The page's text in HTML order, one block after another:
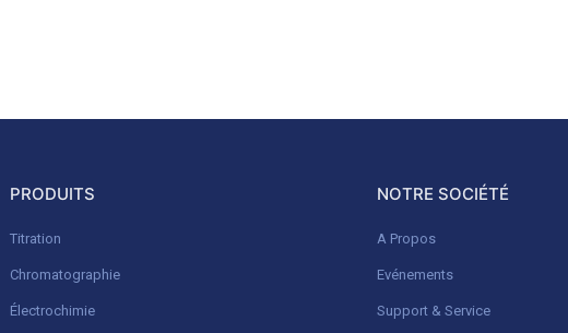
PRODUITS
Titration
Chromatographie
Électrochimie
NOTRE SOCIÉTÉ
A Propos
Evénements
Support & Service